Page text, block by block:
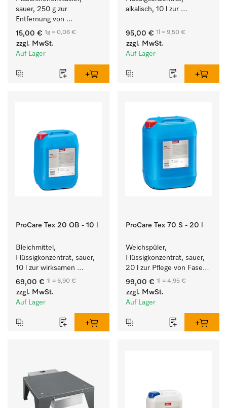
sauer, 250 g zur
Entfernung von
hartnäckigen
Kalkablagerungen.
15,00 € 1g = 0,06 €
zzgl. MwSt.
Auf Lager
alkalisch, 10 l zur
und farbechter
Buntwäsche.
95,00 € 1l = 9,50 €
zzgl. MwSt.
Auf Lager
ProCare Tex 20 OB - 10 l
Bleichmittel,
Flüssigkonzentrat, sauer,
10 l zur wirksamen
Entfernung von
hartnäckigen Flecken.
69,00 € 1l = 6,90 €
zzgl. MwSt.
Auf Lager
ProCare Tex 70 S - 20 l
Weichspüler,
Flüssigkonzentrat, sauer,
20 l zur Pflege von Fasern
für eine langfristige
Geschmeidigkeit der
Textilien.
99,00 € 1l = 4,95 €
zzgl. MwSt.
Auf Lager